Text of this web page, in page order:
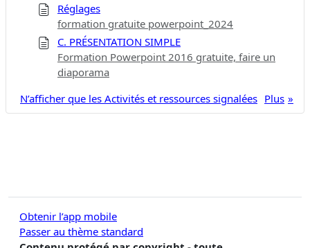
Réglages
formation gratuite powerpoint_2024
C. PRÉSENTATION SIMPLE
Formation Powerpoint 2016 gratuite, faire un
diaporama
Plus
N’afficher que les Activités et ressources signalées
Obtenir l’app mobile
Passer au thème standard